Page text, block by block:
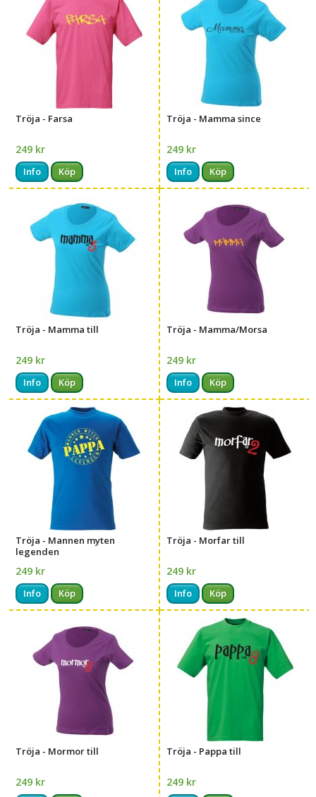
Tröja - Farsa
249 kr
Info Köp
Tröja - Mamma since
249 kr
Info Köp
Tröja - Mamma till
249 kr
Info Köp
Tröja - Mamma/Morsa
249 kr
Info Köp
Tröja - Mannen myten
legenden
249 kr
Info Köp
Tröja - Morfar till
249 kr
Info Köp
Tröja - Mormor till
249 kr
Tröja - Pappa till
249 kr